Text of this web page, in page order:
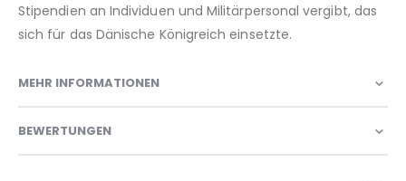
Stipendien an Individuen und Militärpersonal vergibt, das
sich für das Dänische Königreich einsetzte.
MEHR INFORMATIONEN
BEWERTUNGEN